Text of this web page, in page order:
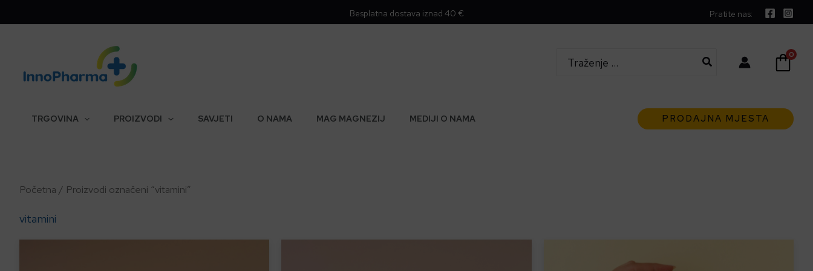
Besplatna dostava iznad 40 € Pratite nas:
Search
for:
0
TRGOVINA PROIZVODI SAVJETI O NAMA MAG MAGNEZIJ MEDIJI O NAMA PRODAJNA MJESTA
Početna / Proizvodi označeni “vitamini”
vitamini